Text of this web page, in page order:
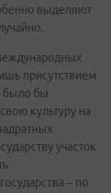
выделяют
присутствием
было бы
культуру на
участок
– по